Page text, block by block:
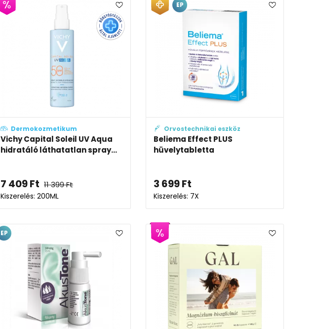
Dermokozmetikum
Vichy Capital Soleil UV Aqua
hidratáló láthatatlan spray...
7 409Ft 11 399Ft
Kiszerelés: 200ML
Orvostechnikai eszköz
Beliema Effect PLUS
hüvelytabletta
3 699Ft
Kiszerelés: 7X
EP
EP